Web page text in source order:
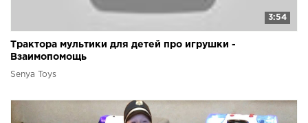
3:54
Трактора мультики для детей про игрушки -
Взаимопомощь
Senya Toys